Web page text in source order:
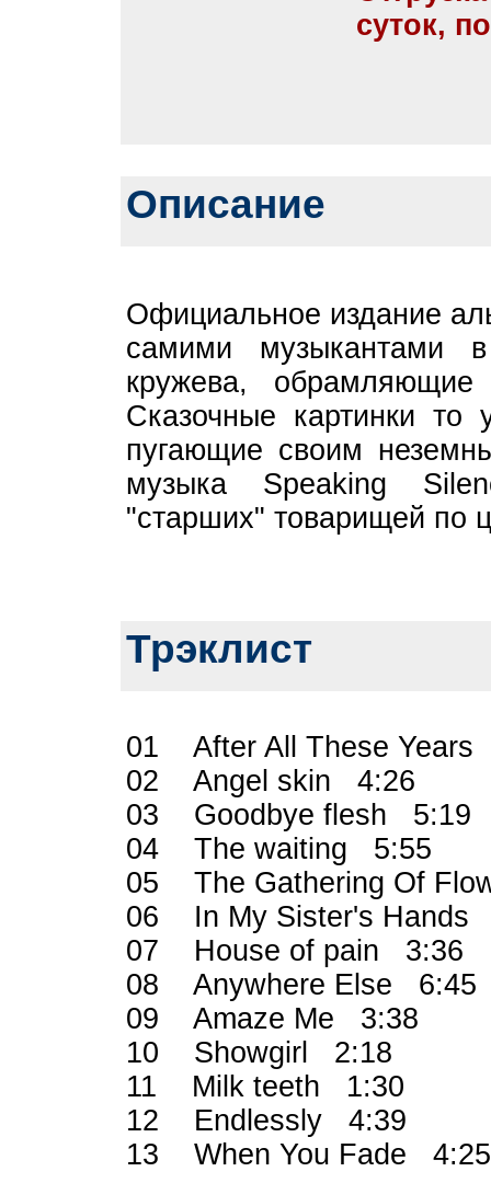
суток,
Описание
Официальное издание
самими музыкантами
кружева, обрамляющие
Сказочные картинки то
пугающие своим
музыка Speaking
"старших" товарищей по
Трэклист
01 After All These
02 Angel skin 4:26
03 Goodbye flesh 5:19
04 The waiting 5:55
05 The Gathering Of
06 In My Sister's
07 House of pain 3:36
08 Anywhere Else
09 Amaze Me 3:38
10 Showgirl 2:18
11 Milk teeth 1:30
12 Endlessly 4:39
13 When You Fade 4:25